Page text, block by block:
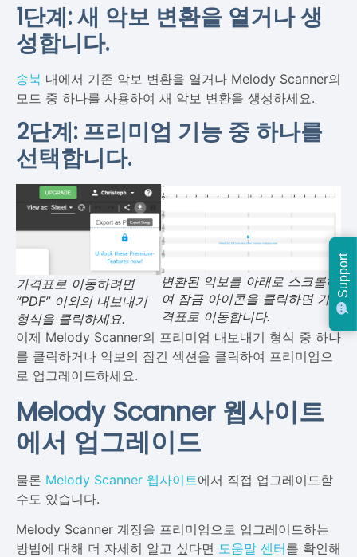
1단계: 새 악보 변환을 열거나 생
성합니다.
송북 내에서 기존 악보 변환을 열거나 Melody Scanner의
모드 중 하나를 사용하여 새 악보 변환을 생성하세요.
2단계: 프리미엄 기능 중 하나를
선택합니다.
가격표로 이동하려면
“PDF” 이외의 내보내기
형식을 클릭하세요.
변환된 악보를 아래로 스크롤하
여 잠금 아이콘을 클릭하면 가
격표로 이동합니다.
이제 Melody Scanner의 프리미엄 내보내기 형식 중 하나
를 클릭하거나 악보의 잠긴 섹션을 클릭하여 프리미엄으
로 업그레이드하세요.
Melody Scanner 웹사이트
에서 업그레이드
물론 Melody Scanner 웹사이트에서 직접 업그레이드할
수도 있습니다.
Melody Scanner 계정을 프리미엄으로 업그레이드하는
방법에 대해 더 자세히 알고 싶다면 도움말 센터를 확인해
Support